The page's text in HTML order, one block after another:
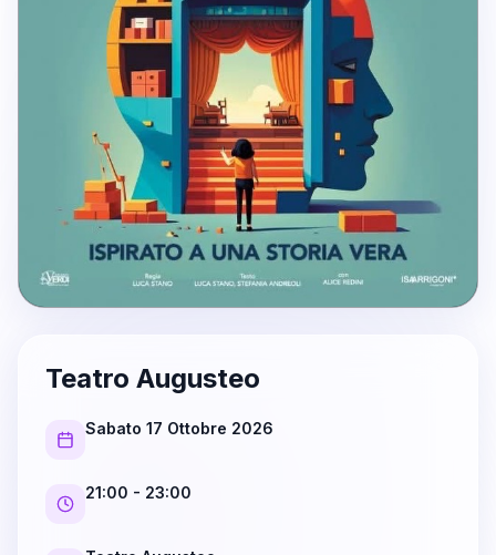
Teatro Augusteo
Sabato 17 Ottobre 2026
21:00 - 23:00